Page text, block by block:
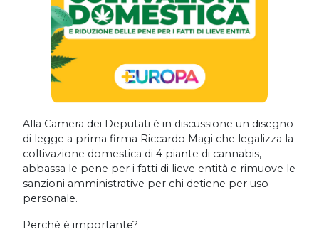
Alla Camera dei Deputati è in discussione un disegno
di legge a prima firma Riccardo Magi che legalizza la
coltivazione domestica di 4 piante di cannabis,
abbassa le pene per i fatti di lieve entità e rimuove le
sanzioni amministrative per chi detiene per uso
personale.
Perché è importante?